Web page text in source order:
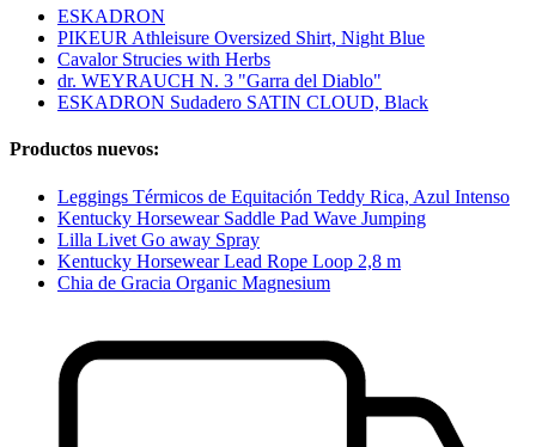
ESKADRON
PIKEUR Athleisure Oversized Shirt, Night Blue
Cavalor Strucies with Herbs
dr. WEYRAUCH N. 3 "Garra del Diablo"
ESKADRON Sudadero SATIN CLOUD, Black
Productos nuevos:
Leggings Térmicos de Equitación Teddy Rica, Azul Intenso
Kentucky Horsewear Saddle Pad Wave Jumping
Lilla Livet Go away Spray
Kentucky Horsewear Lead Rope Loop 2,8 m
Chia de Gracia Organic Magnesium